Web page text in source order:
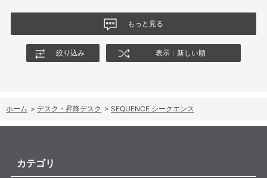
もっと見る
絞り込み 表示：新しい順
ホーム > デスク・昇降デスク > SEQUENCE シークエンス
カテゴリ